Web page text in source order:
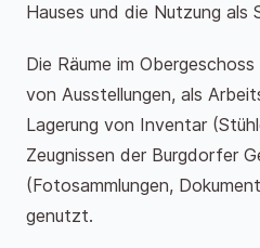
Hauses und die Nutzung als
Die Räume im
von Ausstellungen, als
Lagerung von Inventar
Zeugnissen der Burgdorfer
(Fotosammlungen,
genutzt.